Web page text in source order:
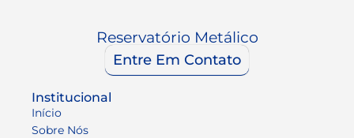
Reservatório Metálico
Entre Em Contato
Institucional
Início
Sobre Nós